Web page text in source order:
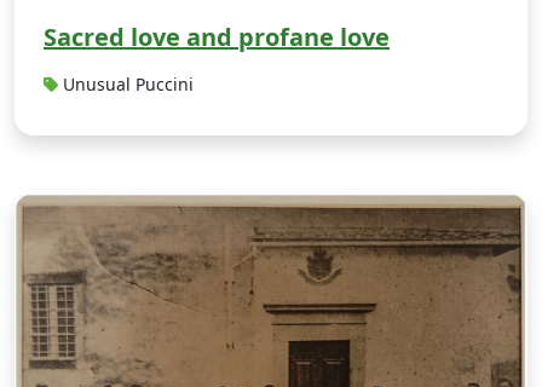
Sacred love and profane love
Unusual Puccini